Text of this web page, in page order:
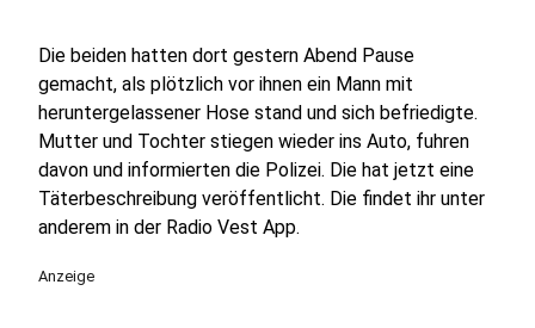
Die beiden hatten dort gestern Abend Pause
gemacht, als plötzlich vor ihnen ein Mann mit
heruntergelassener Hose stand und sich befriedigte.
Mutter und Tochter stiegen wieder ins Auto, fuhren
davon und informierten die Polizei. Die hat jetzt eine
Täterbeschreibung veröffentlicht. Die findet ihr unter
anderem in der Radio Vest App.
Anzeige